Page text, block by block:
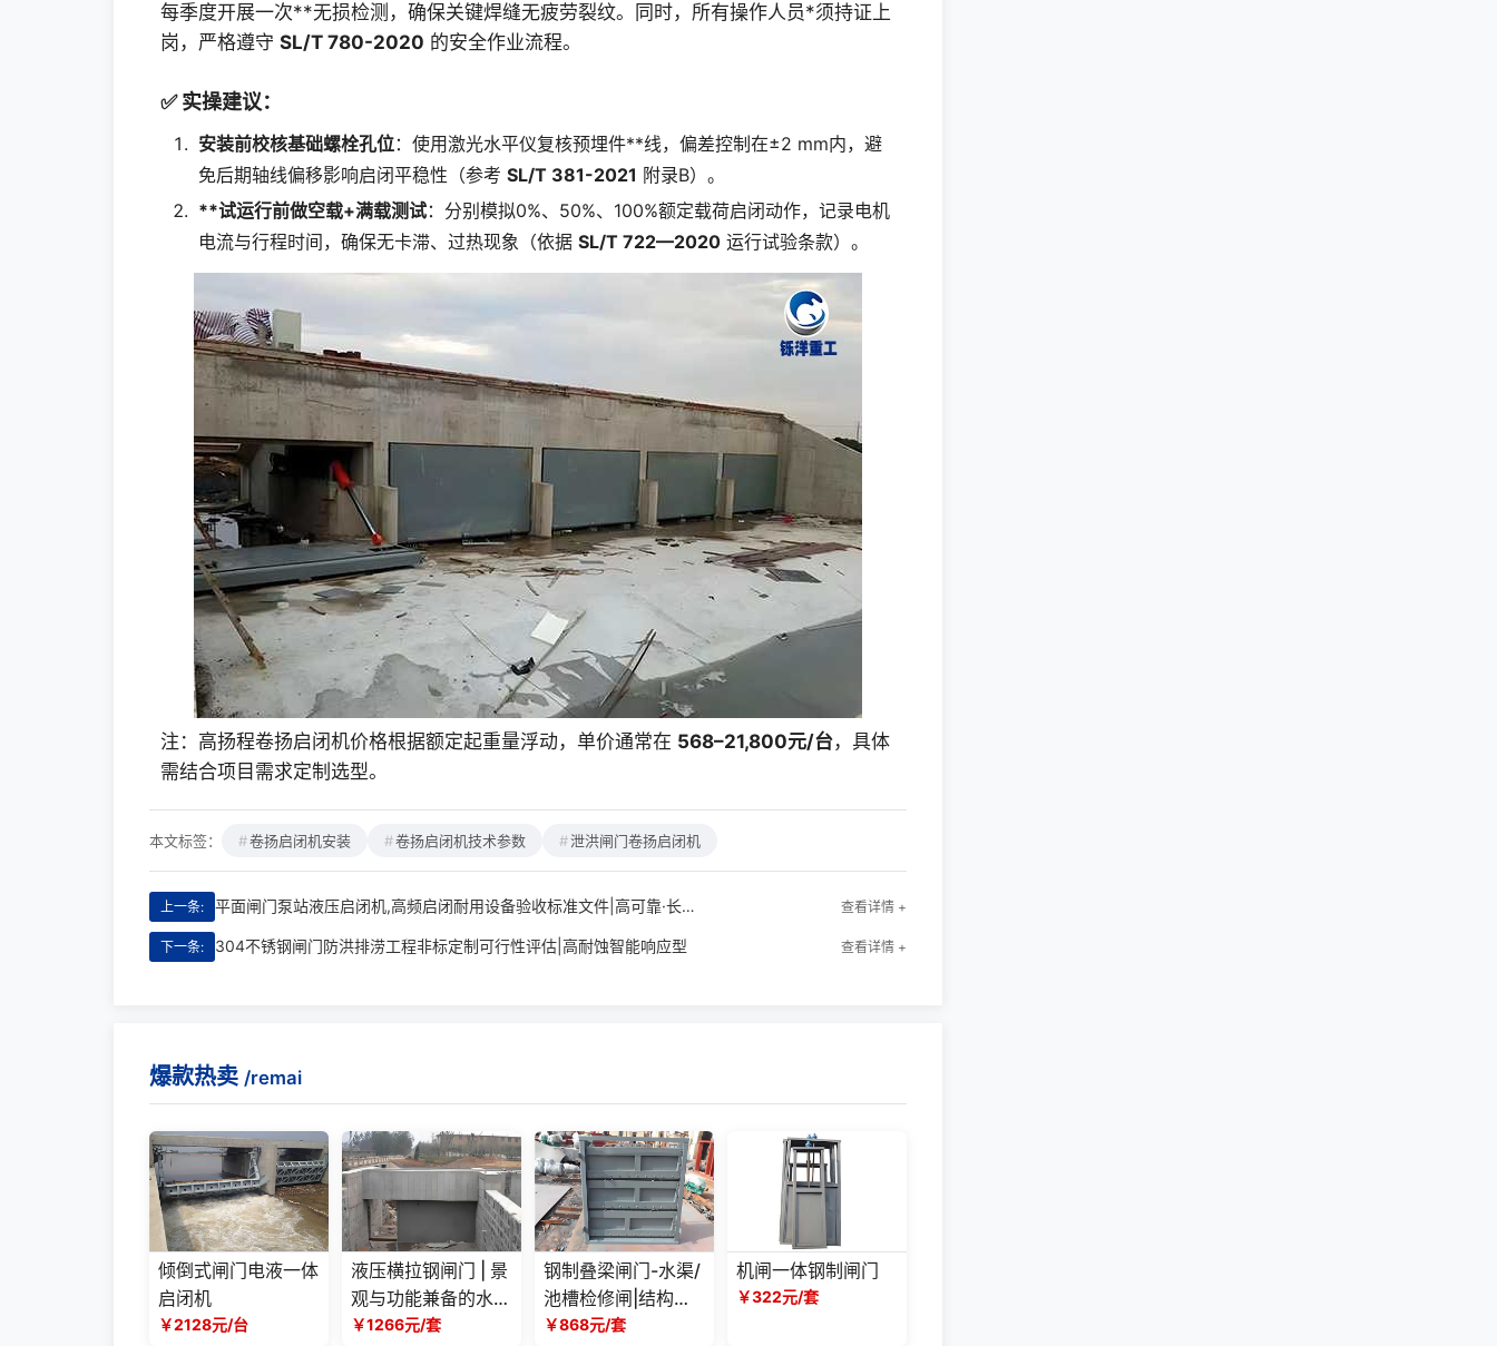
每季度开展一次**无损检测，确保关键焊缝无疲劳裂纹。同时，所有操作人员*须持证上
岗，严格遵守 SL/T 780-2020 的安全作业流程。
✅ 实操建议：
安装前校核基础螺栓孔位：使用激光水平仪复核预埋件**线，偏差控制在±2 mm内，避
免后期轴线偏移影响启闭平稳性（参考 SL/T 381-2021 附录B）。
**试运行前做空载+满载测试：分别模拟0%、50%、100%额定载荷启闭动作，记录电机
电流与行程时间，确保无卡滞、过热现象（依据 SL/T 722—2020 运行试验条款）。
注：高扬程卷扬启闭机价格根据额定起重量浮动，单价通常在 568–21,800元/台，具体
需结合项目需求定制选型。
本文标签： 卷扬启闭机安装 卷扬启闭机技术参数 泄洪闸门卷扬启闭机
上一条: 平面闸门泵站液压启闭机,高频启闭耐用设备验收标准文件|高可靠·长寿命·智能控 查看详情 +
下一条: 304不锈钢闸门防洪排涝工程非标定制可行性评估|高耐蚀智能响应型 查看详情 +
爆款热卖 /remai
倾倒式闸门电液一体
启闭机
￥2128元/台
液压横拉钢闸门 | 景
观与功能兼备的水利
工程优选方案
￥1266元/套
钢制叠梁闸门-水渠/
池槽检修闸|结构坚
固防腐耐用
￥868元/套
机闸一体钢制闸门
￥322元/套